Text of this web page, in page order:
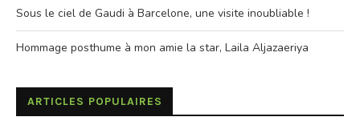
Sous le ciel de Gaudi à Barcelone, une visite inoubliable !
Hommage posthume à mon amie la star, Laila Aljazaeriya
ARTICLES POPULAIRES